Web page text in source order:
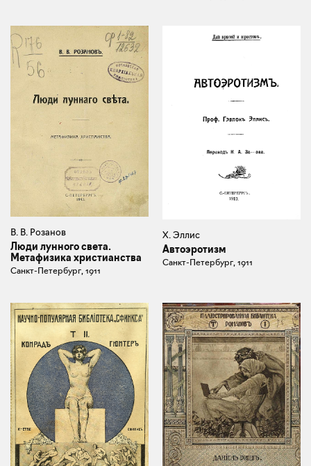
В. В. Розанов
Люди лунного света.
Метафизика христианства
Санкт-Петербург, 1911
Х. Эллис
Автоэротизм
Санкт-Петербург, 1911